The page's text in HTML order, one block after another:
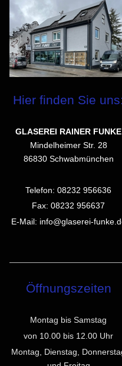
Hier finden Sie
GLASEREI RAINER FUNKE
Mindelheimer Str. 28
86830 Schwabmünchen
Telefon: 08232 956636
Fax: 08232 956637
E-Mail: info@glaserei-
Öffnungszeiten
Montag bis Samstag
von 10.00 bis 12.00 Uhr
Montag, Dienstag,